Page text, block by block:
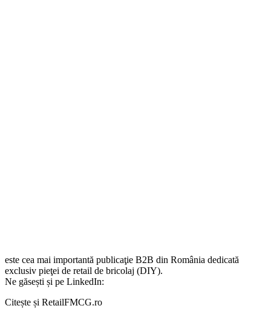
este cea mai importantă publicaţie B2B din România dedicată
exclusiv pieţei de retail de bricolaj (DIY).
Ne găsești și pe LinkedIn:
Citește și RetailFMCG.ro